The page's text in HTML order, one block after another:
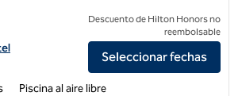
Hampton Inn & Suites Camarillo
Descuento de Hilton Honors no
reembolsable
Seleccionar fechas
Piscina al aire libre